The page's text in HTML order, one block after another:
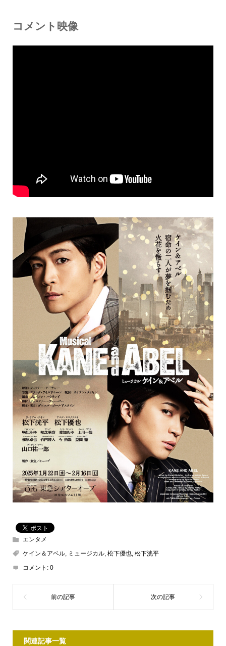
コメント映像
エンタメ
ケイン＆アベル, ミュージカル, 松下優也, 松下洸平
コメント: 0
関連記事一覧